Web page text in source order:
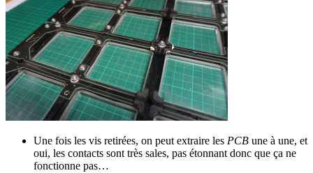
Une fois les vis retirées, on peut extraire les PCB une à une, et
oui, les contacts sont très sales, pas étonnant donc que ça ne
fonctionne pas…